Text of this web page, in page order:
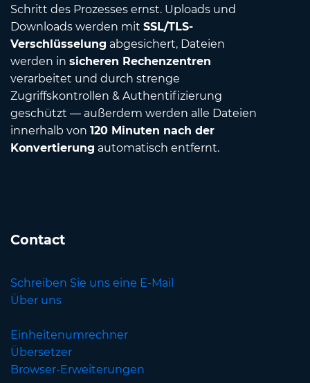
Schritt des Prozesses ernst. Uploads und
Downloads werden mit SSL/TLS-
Verschlüsselung abgesichert, Dateien
werden in sicheren Rechenzentren
verarbeitet und durch strenge
Zugriffskontrollen & Authentifizierung
geschützt — außerdem werden alle Dateien
innerhalb von 120 Minuten nach der
Konvertierung automatisch entfernt.
Contact
Schreiben Sie uns eine E-Mail
Über uns
Einheitenumrechner
Übersetzer
Browser-Erweiterungen